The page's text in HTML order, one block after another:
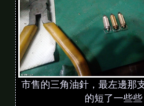
市售的三角油針，最左邊那
的短了一些些